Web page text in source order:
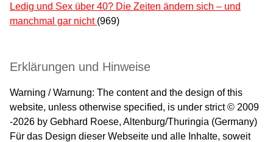
Ledig und Sex über 40? Die Zeiten ändern sich – und
manchmal gar nicht (969)
Erklärungen und Hinweise
Warning / Warnung: The content and the design of this
website, unless otherwise specified, is under strict © 2009
-2026 by Gebhard Roese, Altenburg/Thuringia (Germany)
Für das Design dieser Webseite und alle Inhalte, soweit